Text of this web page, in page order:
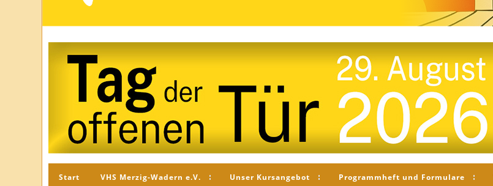
Start VHS Merzig-Wadern e.V. Unser Kursangebot Programmheft und Formulare